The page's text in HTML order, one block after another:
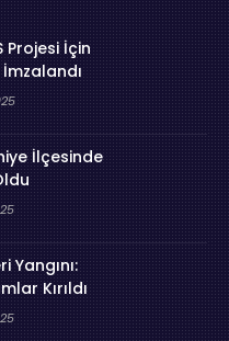
Projesi İçin
İmzalandı
İlçesinde
Yangını:
Kırıldı